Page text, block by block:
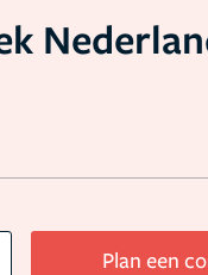
Plan een